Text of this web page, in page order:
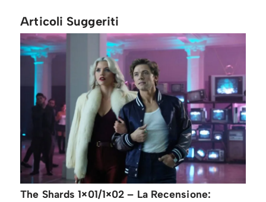
Articoli Suggeriti
The Shards 1×01/1×02 – La Recensione: